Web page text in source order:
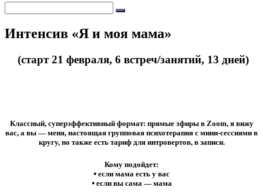
Наложение
сайта
Интенсив «Я и моя мама»
Автор
admin(старт 21 февраля, 6 встреч/занятий, 13 дней)
Классный, суперэффективный формат: прямые эфиры в Zoom, я вижу
вас, а вы — меня, настоящая групповая психотерапия с мини-сессиями в
кругу, но также есть тариф для интровертов, в записи.
Кому подойдет:
⦁ если мама есть у вас
⦁ если вы сама — мама